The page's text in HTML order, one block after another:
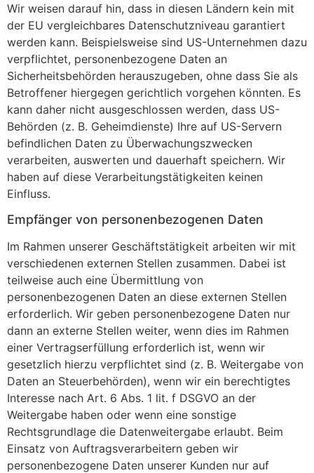
Wir weisen darauf hin, dass in diesen Ländern kein mit
der EU vergleichbares Datenschutzniveau garantiert
werden kann. Beispielsweise sind US-Unternehmen dazu
verpflichtet, personenbezogene Daten an
Sicherheitsbehörden herauszugeben, ohne dass Sie als
Betroffener hiergegen gerichtlich vorgehen könnten. Es
kann daher nicht ausgeschlossen werden, dass US-
Behörden (z. B. Geheimdienste) Ihre auf US-Servern
befindlichen Daten zu Überwachungszwecken
verarbeiten, auswerten und dauerhaft speichern. Wir
haben auf diese Verarbeitungstätigkeiten keinen
Einfluss.
Empfänger von personenbezogenen Daten
Im Rahmen unserer Geschäftstätigkeit arbeiten wir mit
verschiedenen externen Stellen zusammen. Dabei ist
teilweise auch eine Übermittlung von
personenbezogenen Daten an diese externen Stellen
erforderlich. Wir geben personenbezogene Daten nur
dann an externe Stellen weiter, wenn dies im Rahmen
einer Vertragserfüllung erforderlich ist, wenn wir
gesetzlich hierzu verpflichtet sind (z. B. Weitergabe von
Daten an Steuerbehörden), wenn wir ein berechtigtes
Interesse nach Art. 6 Abs. 1 lit. f DSGVO an der
Weitergabe haben oder wenn eine sonstige
Rechtsgrundlage die Datenweitergabe erlaubt. Beim
Einsatz von Auftragsverarbeitern geben wir
personenbezogene Daten unserer Kunden nur auf